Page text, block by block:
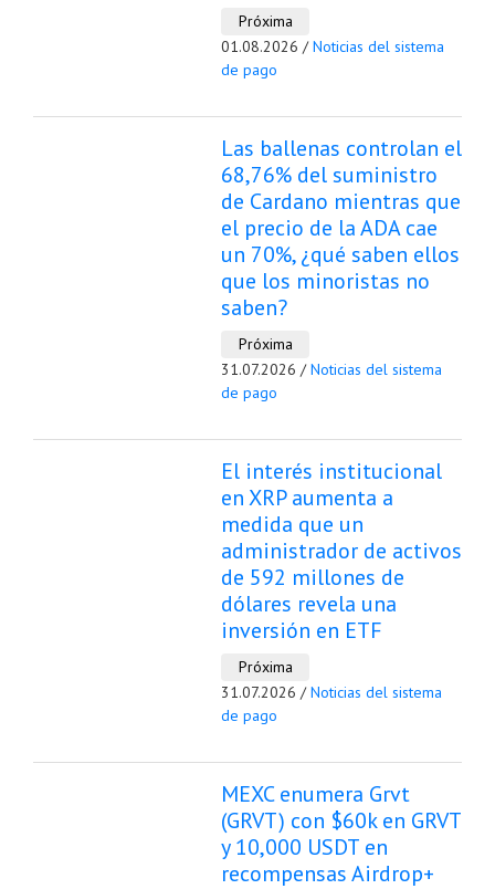
Próxima
01.08.2026 /Noticias del sistema
de pago
Las ballenas controlan el
68,76% del suministro
de Cardano mientras que
el precio de la ADA cae
un 70%, ¿qué saben ellos
que los minoristas no
saben?
Próxima
31.07.2026 /Noticias del sistema
de pago
El interés institucional
en XRP aumenta a
medida que un
administrador de activos
de 592 millones de
dólares revela una
inversión en ETF
Próxima
31.07.2026 /Noticias del sistema
de pago
MEXC enumera Grvt
(GRVT) con $60k en GRVT
y 10,000 USDT en
recompensas Airdrop+